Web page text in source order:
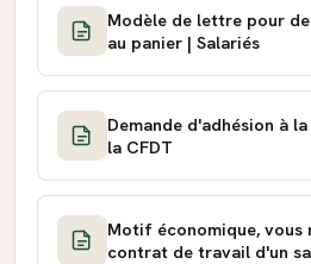
Modèle de lettre pour
au panier | Salariés
Demande d'adhésion à
la CFDT
Motif économique, vous
contrat de travail d'un